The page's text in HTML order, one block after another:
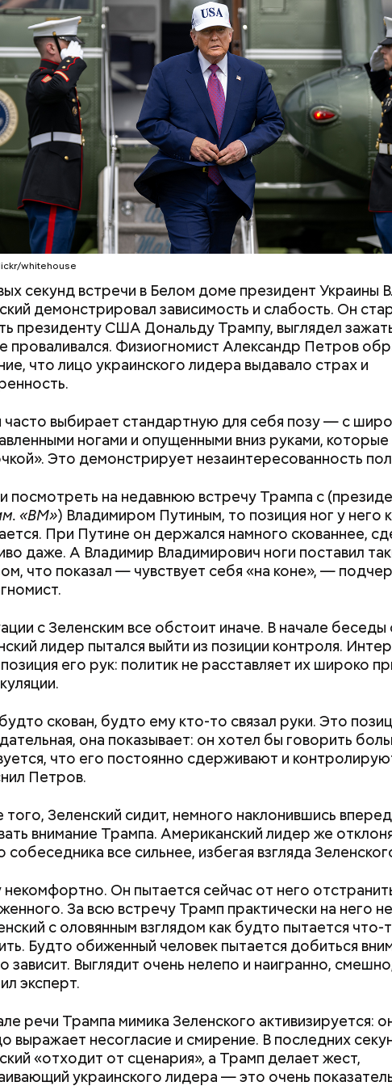
whitehouse
секунд встречи в Белом доме президент Украины
демонстрировал зависимость и слабость. Он
президенту США Дональду Трампу, выглядел
проваливался. Физиогномист Александр Петров
что лицо украинского лидера выдавало страх и
часто выбирает стандартную для себя позу — с
ногами и опущенными вниз руками,
Это демонстрирует незаинтересованность
посмотреть на недавнюю встречу Трампа с
«ВМ») Владимиром Путиным, то позиция ног у него
При Путине он держался намного скованнее,
даже. А Владимир Владимирович ноги поставил
что показал — чувствует себя «на коне», —
с Зеленским все обстоит иначе. В начале
лидер пытался выйти из позиции контроля.
его рук: политик не расставляет их широко
скован, будто ему кто-то связал руки. Это
она показывает: он хотел бы говорить
что его постоянно сдерживают и
Петров.
Зеленский сидит, немного наклонившись
внимание Трампа. Американский лидер же
собеседника все сильнее, избегая взгляда
Он пытается сейчас от него
За всю встречу Трамп практически на него
с оловянным взглядом как будто пытается что-
Будто обиженный человек пытается добиться
зависит. Выглядит очень нелепо и наигранно,
эксперт.
речи Трампа мимика Зеленского активизируется:
выражает несогласие и смирение. В последних
«отходит от сценария», а Трамп делает жест,
украинского лидера — это очень
поцелуев отмечается с 1983 года. В
заведениях европейских стран в этот праздник
тематические вечеринки и флешмобы. Кроме
эту дату можно, отправив воздушный
человеку через социальные сети и мессенджеры.
любви
случается»
случается» был инициирован Тайным
людей, чтобы напомнить людям, что счастье на
в мелочах. Отпраздновать этот день можно,
людьми счастливыми моментами из своей жизни.
Интернет помнит все: почему
персональных данных из
Сети
Построю замок,
интересных
детского